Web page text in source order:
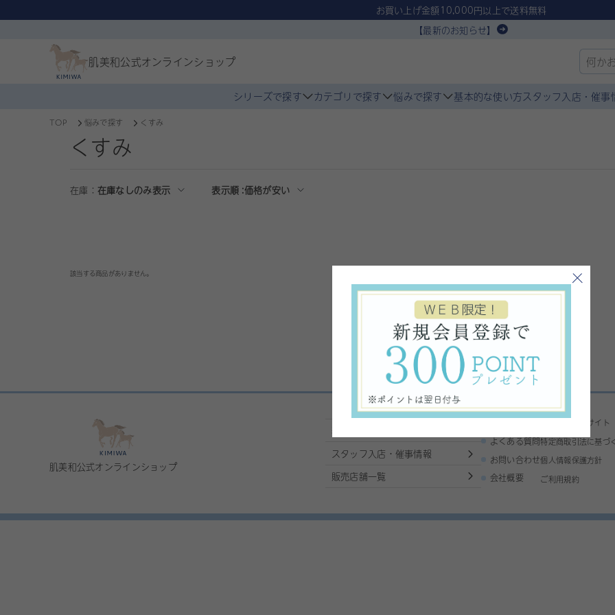
お買い上げ金額10,000円以上で送料無料
【最新のお知らせ】
肌美和公式オンラインショップ
シリーズで探す カテゴリで探す 悩みで探す 基本的な使い方スタッフ入店・催事
TOP 悩みで探す くすみ
くすみ
在庫： 在庫なしのみ表示 表示順 :価格が安い
該当する商品がありません。
肌美和公式オンラインショップ
スタッフ入店・催事情報
販売店舗一覧
よくある質問
お問い合わせ
会社概要
コーポレートサイト
特定商取引法に基づ
個人情報保護方針
ご利用規約